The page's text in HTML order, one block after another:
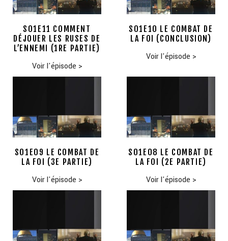
S01E11 COMMENT
DÉJOUER LES RUSES DE
L’ENNEMI (1RE PARTIE)
Voir l'épisode >
S01E10 LE COMBAT DE
LA FOI (CONCLUSION)
Voir l'épisode >
S01E09 LE COMBAT DE
LA FOI (3E PARTIE)
Voir l'épisode >
S01E08 LE COMBAT DE
LA FOI (2E PARTIE)
Voir l'épisode >